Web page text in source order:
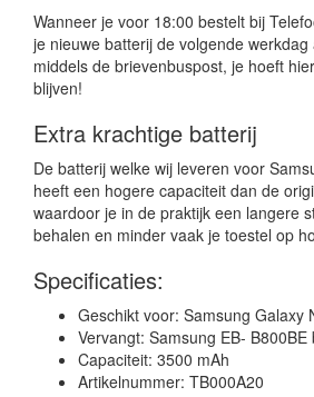
Wanneer je voor 18:00 bestelt bij
je nieuwe batterij de volgende
middels de brievenbuspost, je hoeft
blijven!
Extra krachtige batterij
De batterij welke wij leveren voor
heeft een hogere capaciteit dan de
waardoor je in de praktijk een langere
behalen en minder vaak je toestel op
Specificaties:
Geschikt voor: Samsung Galaxy
Vervangt: Samsung EB- B800BE
Capaciteit: 3500 mAh
Artikelnummer: TB000A20